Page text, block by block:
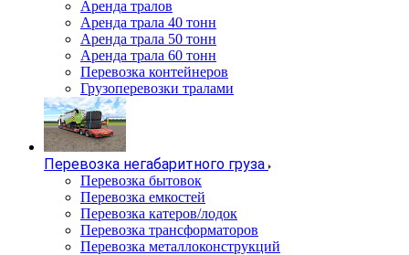
Аренда тралов
Аренда трала 40 тонн
Аренда трала 50 тонн
Аренда трала 60 тонн
Перевозка контейнеров
Грузоперевозки тралами
Перевозка негабаритного груза
Перевозка бытовок
Перевозка емкостей
Перевозка катеров/лодок
Перевозка трансформаторов
Перевозка металлоконструкций